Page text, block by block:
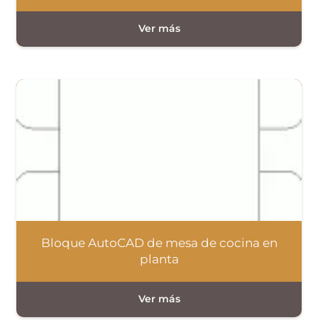
Bloque AutoCAD de mesa de cocina en
planta